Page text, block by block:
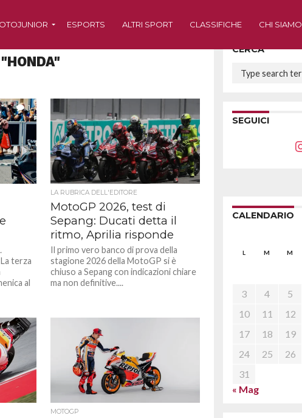
ESPORTS ALTRI SPORT CLASSIFICHE CHI SIAMO
1
terza
al
LA RUBRICA DELL'EDITORE
MotoGP 2026, test di
Sepang: Ducati detta il
ritmo, Aprilia risponde
Il primo vero banco di prova della
stagione 2026 della MotoGP si è
chiuso a Sepang con indicazioni chiare
ma non definitive....
MOTOGP
CERCA
SEGUICI
CALENDARIO
L M M
3
4 5
10
11 12
17
18 19
24
25 26
31
« Mag